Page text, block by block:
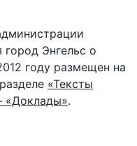
город Энгельс о
году размещен на
«Тексты
«Доклады».